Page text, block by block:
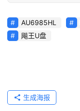
AU6985HL
飚王U盘
生成海报